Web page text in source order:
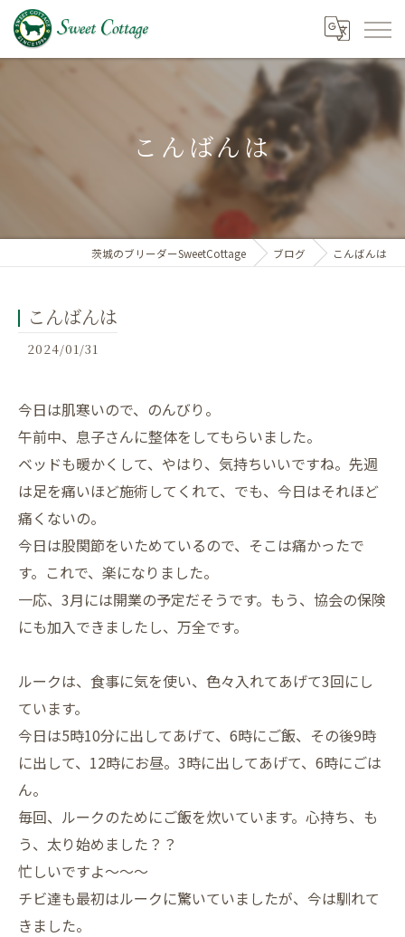
こんばんは
茨城のブリーダーSweetCottage ブログ こんばんは
こんばんは
2024/01/31
今日は肌寒いので、のんびり。
午前中、息子さんに整体をしてもらいました。
ベッドも暖かくして、やはり、気持ちいいですね。先週
は足を痛いほど施術してくれて、でも、今日はそれほど
痛くないの。
今日は股関節をいためているので、そこは痛かったで
す。これで、楽になりました。
一応、3月には開業の予定だそうです。もう、協会の保険
にも加入できましたし、万全です。
ルークは、食事に気を使い、色々入れてあげて3回にし
ています。
今日は5時10分に出してあげて、6時にご飯、その後9時
に出して、12時にお昼。3時に出してあげて、6時にごは
ん。
毎回、ルークのためにご飯を炊いています。心持ち、も
う、太り始めました？？
忙しいですよ～～～
チビ達も最初はルークに驚いていましたが、今は馴れて
きました。